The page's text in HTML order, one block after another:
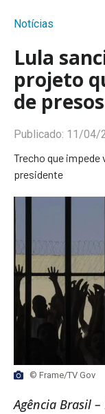
Notícias
Lula
projeto
de presos
Publicado: 11/04/
Trecho que
presidente
© Frame/TV Gov
Agência Brasil